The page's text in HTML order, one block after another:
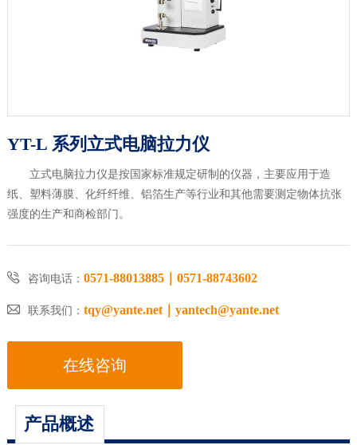
YT-L 系列立式电脑拉力仪
立式电脑拉力仪是按国家标准规定研制的仪器，主要应用于造
纸、塑料薄膜、化纤纤维、铝箔生产等行业和其他需要测定物体抗张
强度的生产和商检部门。
 咨询电话： 0571-88013885｜0571-88743602
 联系我们： tqy@yante.net｜yantech@yante.net
在线咨询
产品概述